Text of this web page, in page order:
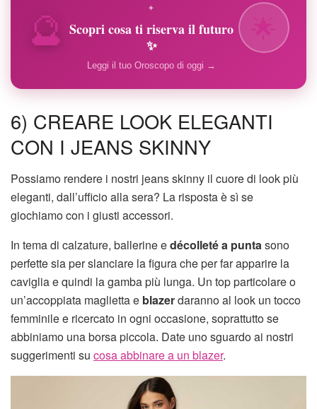
🔮 ✦
Scopri cosa ti riserva il futuro
✨
Leggi il tuo Oroscopo di oggi →
6) CREARE LOOK ELEGANTI
CON I JEANS SKINNY
Possiamo rendere i nostri jeans skinny il cuore di look più
eleganti, dall’ufficio alla sera? La risposta è sì se
giochiamo con i giusti accessori.
In tema di calzature, ballerine edécolleté a punta sono
perfette sia per slanciare la figura che per far apparire la
caviglia e quindi la gamba più lunga. Un top particolare o
un’accoppiata maglietta e blazerdaranno al look un tocco
femminile e ricercato in ogni occasione, soprattutto se
abbiniamo una borsa piccola. Date uno sguardo ai nostri
suggerimenti su cosa abbinare a un blazer.